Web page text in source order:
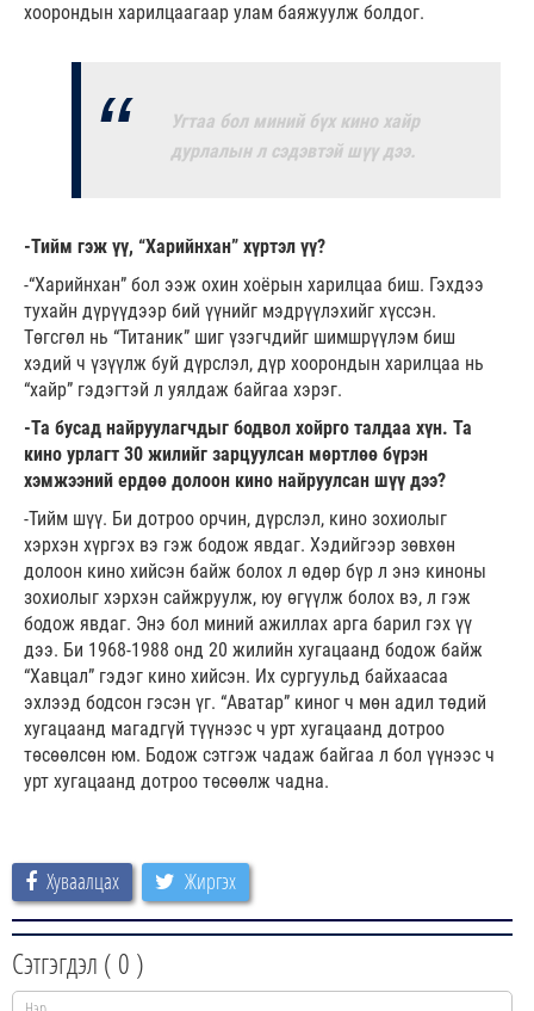
хоорондын харилцаагаар улам баяжуулж болдог.
Угтаа бол миний бүх кино хайр
дурлалын л сэдэвтэй шүү дээ.
-Тийм гэж үү, “Харийнхан” хүртэл үү?
-“Харийнхан” бол ээж охин хоёрын харилцаа биш. Гэхдээ
тухайн дүрүүдээр бий үүнийг мэдрүүлэхийг хүссэн.
Төгсгөл нь “Титаник” шиг үзэгчдийг шимшрүүлэм биш
хэдий ч үзүүлж буй дүрслэл, дүр хоорондын харилцаа нь
“хайр” гэдэгтэй л уялдаж байгаа хэрэг.
-Та бусад найруулагчдыг бодвол хойрго талдаа хүн. Та
кино урлагт 30 жилийг зарцуулсан мөртлөө бүрэн
хэмжээний ердөө долоон кино найруулсан шүү дээ?
-Тийм шүү. Би дотроо орчин, дүрслэл, кино зохиолыг
хэрхэн хүргэх вэ гэж бодож явдаг. Хэдийгээр зөвхөн
долоон кино хийсэн байж болох л өдөр бүр л энэ киноны
зохиолыг хэрхэн сайжруулж, юу өгүүлж болох вэ, л гэж
бодож явдаг. Энэ бол миний ажиллах арга барил гэх үү
дээ. Би 1968-1988 онд 20 жилийн хугацаанд бодож байж
“Хавцал” гэдэг кино хийсэн. Их сургуульд байхаасаа
эхлээд бодсон гэсэн үг. “Аватар” киног ч мөн адил төдий
хугацаанд магадгүй түүнээс ч урт хугацаанд дотроо
төсөөлсөн юм. Бодож сэтгэж чадаж байгаа л бол үүнээс ч
урт хугацаанд дотроо төсөөлж чадна.
Хуваалцах Жиргэх
Сэтгэгдэл ( 0 )